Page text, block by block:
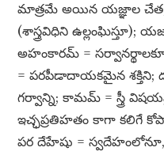
మాత్రమే అయిన యజ్ఞాల చేత;
(శాస్త్రవిధిని ఉల్లంఘిస్తూ);
అహంకారమ్​ =
= పరపీడాదాయకమైన శక్తిని;
గర్వాన్ని; కామమ్​ = స్త్రీ
ఇచ్ఛప్రతిహతం కాగా కలిగే
పర దేహేషు =